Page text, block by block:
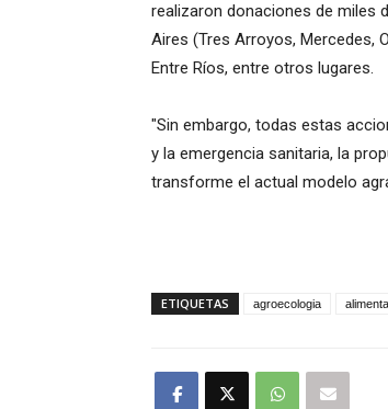
realizaron donaciones de miles
Aires (Tres Arroyos, Mercedes,
Entre Ríos, entre otros lugares.
"Sin embargo, todas estas
y la emergencia sanitaria, la
transforme el actual modelo
ETIQUETAS agroecologia